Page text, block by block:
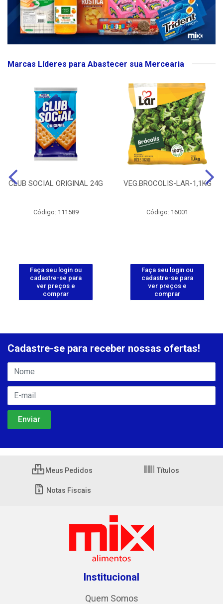
Marcas Líderes para Abastecer sua Mercearia
CLUB SOCIAL ORIGINAL 24G
Código: 111589
Faça seu login ou
cadastre-se para
ver preços e
comprar
VEG.BROCOLIS-LAR-1,1KG
Código: 16001
Faça seu login ou
cadastre-se para
ver preços e
comprar
Cadastre-se para receber nossas ofertas!
Meus Pedidos Títulos
Notas Fiscais
Institucional
Quem Somos